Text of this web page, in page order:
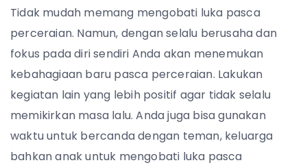
Tidak mudah memang mengobati luka pasca
perceraian. Namun, dengan selalu berusaha dan
fokus pada diri sendiri Anda akan menemukan
kebahagiaan baru pasca perceraian. Lakukan
kegiatan lain yang lebih positif agar tidak selalu
memikirkan masa lalu. Anda juga bisa gunakan
waktu untuk bercanda dengan teman, keluarga
bahkan anak untuk mengobati luka pasca